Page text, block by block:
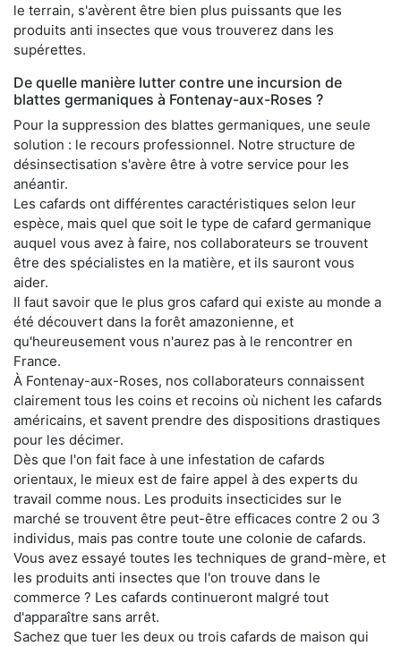
le terrain, s'avèrent être bien plus puissants que les
produits anti insectes que vous trouverez dans les
supérettes.
De quelle manière lutter contre une incursion de
blattes germaniques à Fontenay-aux-Roses ?
Pour la suppression des blattes germaniques, une seule
solution : le recours professionnel. Notre structure de
désinsectisation s'avère être à votre service pour les
anéantir.
Les cafards ont différentes caractéristiques selon leur
espèce, mais quel que soit le type de cafard germanique
auquel vous avez à faire, nos collaborateurs se trouvent
être des spécialistes en la matière, et ils sauront vous
aider.
Il faut savoir que le plus gros cafard qui existe au monde a
été découvert dans la forêt amazonienne, et
qu'heureusement vous n'aurez pas à le rencontrer en
France.
À Fontenay-aux-Roses, nos collaborateurs connaissent
clairement tous les coins et recoins où nichent les cafards
américains, et savent prendre des dispositions drastiques
pour les décimer.
Dès que l'on fait face à une infestation de cafards
orientaux, le mieux est de faire appel à des experts du
travail comme nous. Les produits insecticides sur le
marché se trouvent être peut-être efficaces contre 2 ou 3
individus, mais pas contre toute une colonie de cafards.
Vous avez essayé toutes les techniques de grand-mère, et
les produits anti insectes que l'on trouve dans le
commerce ? Les cafards continueront malgré tout
d'apparaître sans arrêt.
Sachez que tuer les deux ou trois cafards de maison qui